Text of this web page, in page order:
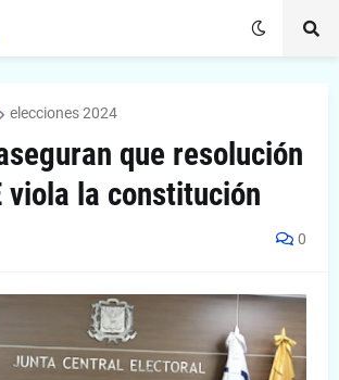
elecciones 2024
que resolución
viola la constitución
0